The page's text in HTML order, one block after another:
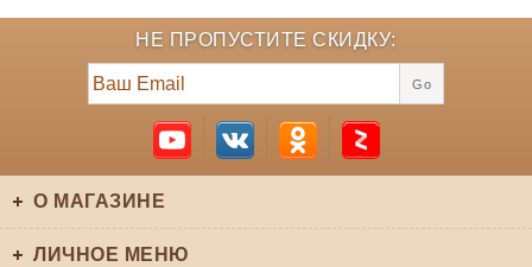
НЕ ПРОПУСТИТЕ СКИДКУ:
Go
О МАГАЗИНЕ
ЛИЧНОЕ МЕНЮ